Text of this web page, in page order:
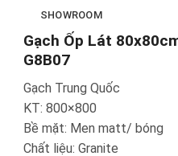
SHOWROOM
Gạch Ốp Lát
G8B07
Gạch Trung Quốc
KT: 800×800
Bề mặt: Men matt/ bóng
Chất liệu: Granite